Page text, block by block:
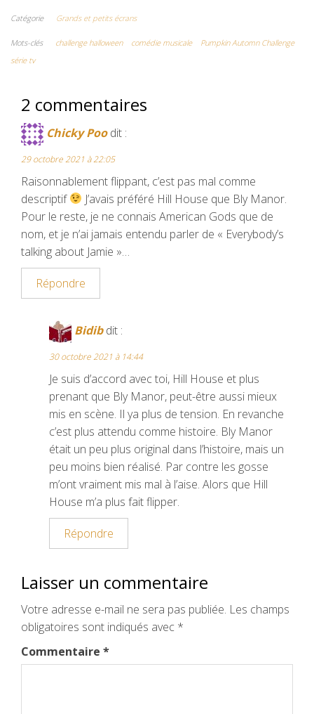
c
e
o
k
i
t
r
m
b
a
t
Catégorie Grands et petits écrans
Mots-clés challenge halloween comédie musicale
Pumpkin Automn Challenge
série tv
2 commentaires
Chicky Poo dit :
29 octobre 2021 à 22:05
Raisonnablement flippant, c’est pas mal comme
descriptif
J’avais préféré Hill House que Bly Manor.
Pour le reste, je ne connais American Gods que de
nom, et je n’ai jamais entendu parler de « Everybody’s
talking about Jamie »…
Répondre
Bidib dit :
30 octobre 2021 à 14:44
Je suis d’accord avec toi, Hill House et plus
prenant que Bly Manor, peut-être aussi mieux
mis en scène. Il ya plus de tension. En revanche
c’est plus attendu comme histoire. Bly Manor
était un peu plus original dans l’histoire, mais un
peu moins bien réalisé. Par contre les gosse
m’ont vraiment mis mal à l’aise. Alors que Hill
House m’a plus fait flipper.
Répondre
Laisser un commentaire
Votre adresse e-mail ne sera pas publiée. Les champs
obligatoires sont indiqués avec *
Commentaire *